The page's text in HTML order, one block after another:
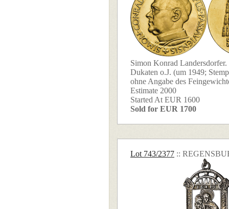
Simon Konrad
Dukaten o.J. (um 1949;
ohne Angabe des
Estimate 2000
Started At EUR 1600
Sold for EUR 1700
Lot 743/2377 ::